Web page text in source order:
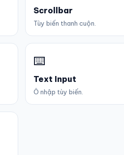
Scrollbar
Tùy biến thanh cuộn.
⌨️
Text Input
Ô nhập tùy biến.